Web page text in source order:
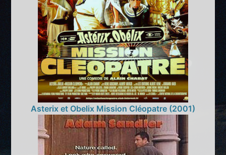
Asterix et Obelix Mission Cléopatre (2001)